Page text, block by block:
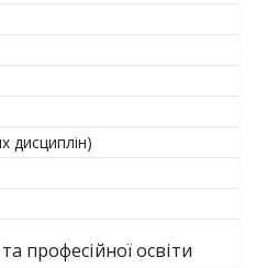
дисциплін)
професійної освіти